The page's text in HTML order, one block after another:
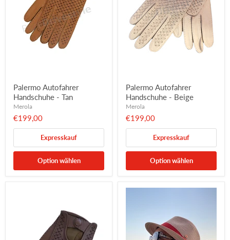
Palermo Autofahrer
Handschuhe - Tan
Merola
€199,00
Expresskauf
Option wählen
Palermo Autofahrer
Handschuhe - Beige
Merola
€199,00
Expresskauf
Option wählen